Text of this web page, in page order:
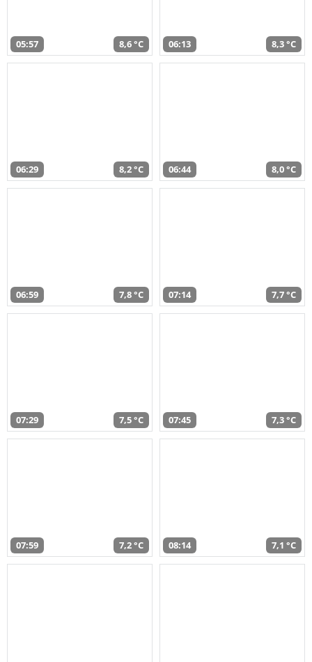
05:57 8,6 °C 06:13 8,3 °C
06:29 8,2 °C 06:44 8,0 °C
06:59 7,8 °C 07:14 7,7 °C
07:29 7,5 °C 07:45 7,3 °C
07:59 7,2 °C 08:14 7,1 °C